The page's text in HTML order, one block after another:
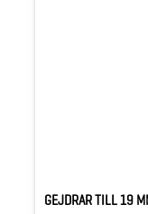
GEJDRAR TILL 19